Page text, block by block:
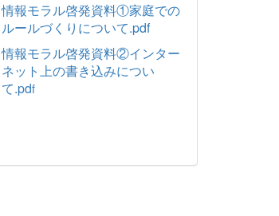
情報モラル啓発資料①家庭での
ルールづくりについて.pdf
情報モラル啓発資料②インター
ネット上の書き込みについ
て.pdf